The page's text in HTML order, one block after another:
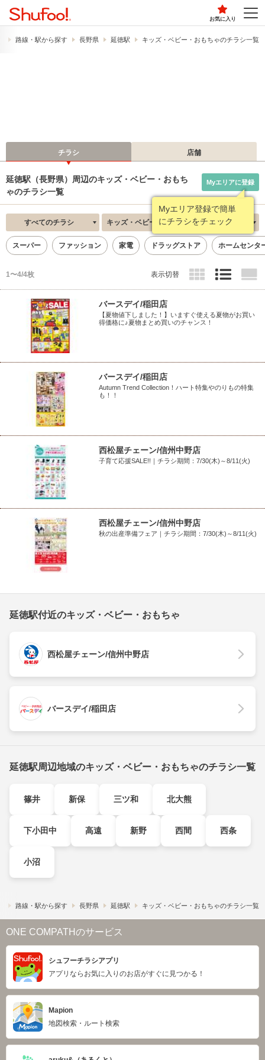
お気に入り
路線・駅から探す 長野県 延徳駅 キッズ・ベビー・おもちゃのチラシ一覧
チラシ 店舗
延徳駅（長野県）周辺のキッズ・ベビー・おもち
ゃのチラシ一覧
Myエリア登録で簡単
にチラシをチェック
Myエリアに登録
すべてのチラシ キッズ・ベビー・おもちゃ 新着順
スーパー ファッション 家電 ドラッグストア ホームセンタ
1〜4/4枚 表示切替
バースデイ/稲田店
【夏物値下しました！】いますぐ使える夏物がお買い
得価格に♪夏物まとめ買いのチャンス！
バースデイ/稲田店
Autumn Trend Collection！ハート特集やのりもの特集
も！！
西松屋チェーン/信州中野店
子育て応援SALE!!｜チラシ期間：7/30(木)～8/11(火)
西松屋チェーン/信州中野店
秋の出産準備フェア｜チラシ期間：7/30(木)～8/11(火)
延徳駅付近のキッズ・ベビー・おもちゃ
西松屋チェーン/信州中野店
バースデイ/稲田店
延徳駅周辺地域のキッズ・ベビー・おもちゃのチラシ一覧
篠井 新保 三ツ和 北大熊
下小田中 高遠 新野 西間 西条
小沼
路線・駅から探す 長野県 延徳駅 キッズ・ベビー・おもちゃのチラシ一覧
ONE COMPATHのサービス
シュフーチラシアプリ
アプリならお気に入りのお店がすぐに見つかる！
Mapion
地図検索・ルート検索